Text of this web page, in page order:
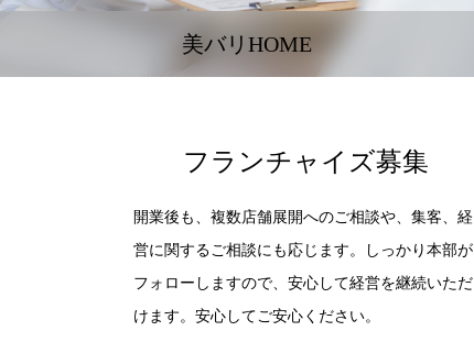
美バリHOME
フランチャイズ募集
開業後も、複数店舗展開へのご相談や、集客、経
営に関するご相談にも応じます。しっかり本部が
フォローしますので、安心して経営を継続いただ
けます。安心してご安心ください。